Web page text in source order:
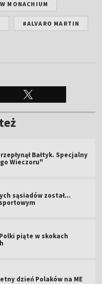
MONACHIUM
#ALVARO MARTIN
Bałtyk. Specjalny
Wieczoru"
sąsiadów został...
piąte w skokach
dzień Polaków na ME